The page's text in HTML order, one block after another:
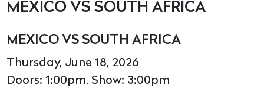
MEXICO VS SOUTH AFRICA
MEXICO VS SOUTH AFRICA
Thursday, June 18, 2026
Doors: 1:00pm, Show: 3:00pm